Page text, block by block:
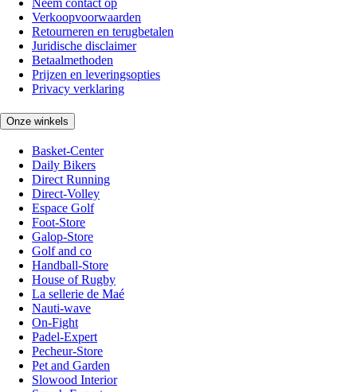
Verkoopvoorwaarden
Retourneren en terugbetalen
Juridische disclaimer
Betaalmethoden
Prijzen en leveringsopties
Privacy verklaring
Onze winkels
Basket-Center
Daily Bikers
Direct Running
Direct-Volley
Espace Golf
Foot-Store
Galop-Store
Golf and co
Handball-Store
House of Rugby
La sellerie de Maé
Nauti-wave
On-Fight
Padel-Expert
Pecheur-Store
Pet and Garden
Slowood Interior